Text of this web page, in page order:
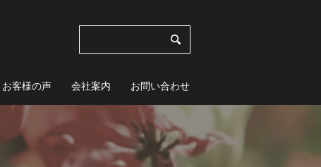
お客様の声 会社案内 お問い合わせ